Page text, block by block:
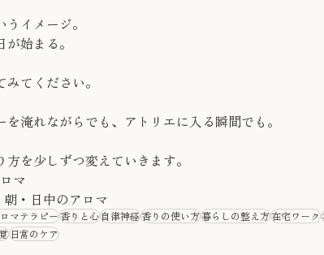
イメージ。
始まる。
てください。
淹れながらでも、アトリエに入る瞬間でも。
を少しずつ変えていきます。
マ​​​​​​​​​​​​​​​​
朝・日中のアロマ​​​​​​​​​​​​​​​​
マテラピー香りと心自律神経香りの使い方暮らしの整え方在宅ワーク
日常のケア